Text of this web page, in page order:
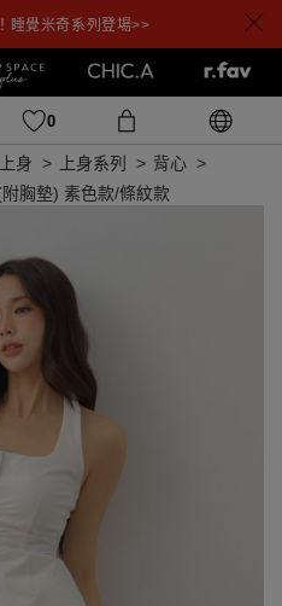
睡覺米奇系列登場>>
0
上身 上身系列
背心
胸墊) 素色款/條紋款